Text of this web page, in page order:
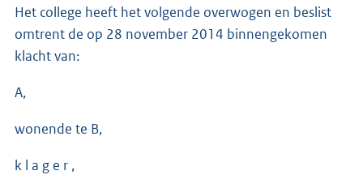
Het college heeft het volgende overwogen en beslist
omtrent de op 28 november 2014 binnengekomen
klacht van:
A,
wonende te B,
k l a g e r ,